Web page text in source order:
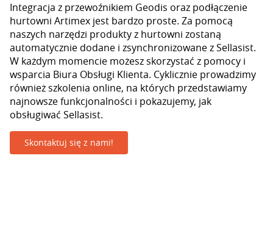
Integracja z przewoźnikiem Geodis oraz podłączenie
hurtowni Artimex jest bardzo proste. Za pomocą
naszych narzędzi produkty z hurtowni zostaną
automatycznie dodane i zsynchronizowane z Sellasist.
W każdym momencie możesz skorzystać z pomocy i
wsparcia Biura Obsługi Klienta. Cyklicznie prowadzimy
również szkolenia online, na których przedstawiamy
najnowsze funkcjonalności i pokazujemy, jak
obsługiwać Sellasist.
Skontaktuj się z nami!